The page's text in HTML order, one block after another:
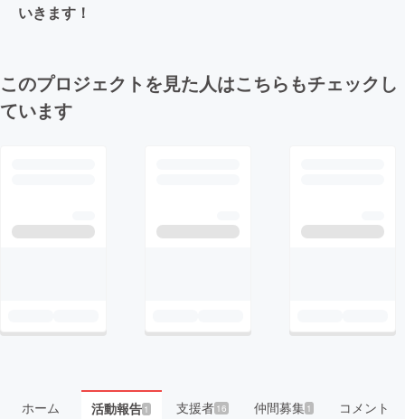
いきます！
このプロジェクトを見た人はこちらもチェックし
ています
ホーム 活動報告1 支援者 16 仲間募集 1 コメント